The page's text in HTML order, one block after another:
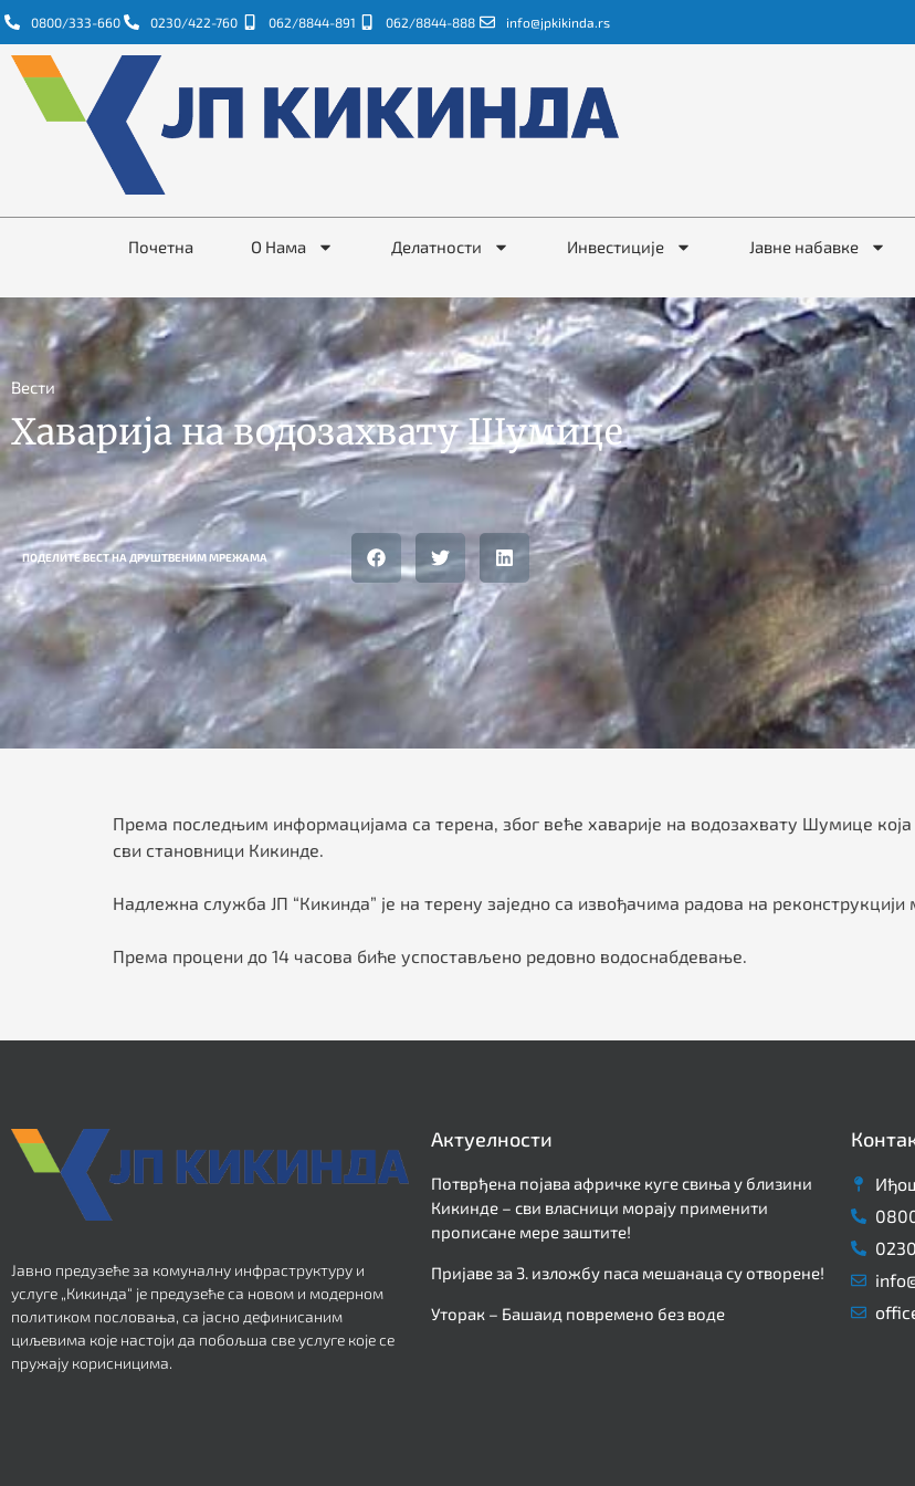
0800/333-660 0230/422-760 062/8844-891 062/8844-888 info@jpkikinda.rs
Почетна О Нама Делатности Инвестиције Јавне набавке
Вести
Хаварија на водозахвату Шумице
ПОДЕЛИТЕ ВЕСТ НА ДРУШТВЕНИМ МРЕЖАМА
Према последњим информацијама са терена, због веће хаварије на водозахвату Шумице која
сви становници Кикинде.
Надлежна служба ЈП “Кикинда” је на терену заједно са извођачима радова на
Према процени до 14 часова биће успостављено редовно водоснабдевање.
Јавно предузеће за комуналну инфраструктуру и
услуге „Кикинда“ је предузеће са новом и модерном
политиком пословања, са јасно дефинисаним
циљевима које настоји да побољша све услуге које се
пружају корисницима.
Актуелности
Потврђена појава афричке куге свиња у близини
Кикинде – сви власници морају применити
прописане мере заштите!
Пријаве за 3. изложбу паса мешанаца су отворене!
Уторак – Башаид повремено без воде